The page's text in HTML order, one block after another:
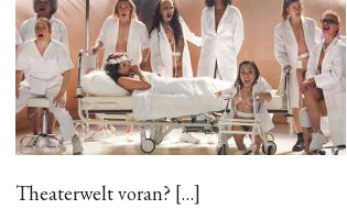
Theaterwelt voran? […]